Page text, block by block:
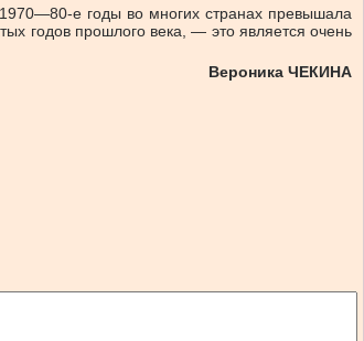
е годы во многих странах превышала
годов прошлого века, — это является очень
Вероника ЧЕКИНА